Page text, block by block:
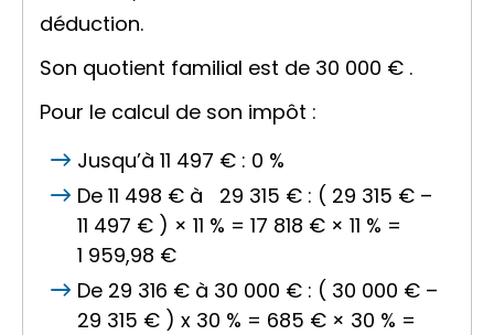
déduction.
Son quotient familial est de 30 000 € .
Pour le calcul de son impôt :
Jusqu’à 11 497 € : 0 %
De 11 498 € à 29 315 € : ( 29 315 € –
11 497 € ) × 11 % = 17 818 € × 11 % =
1 959,98 €
De 29 316 € à 30 000 € : ( 30 000 € –
29 315 € ) x 30 % = 685 € × 30 % =